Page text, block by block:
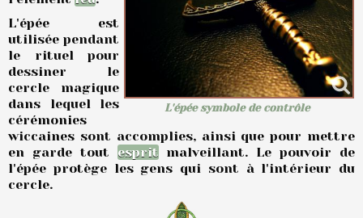
L'épée symbole de contrôle
L'épée est
utilisée pendant
le rituel pour
dessiner le
cercle magique
dans lequel les
cérémonies
wiccaines sont accomplies, ainsi que pour mettre
en garde tout esprit malveillant. Le pouvoir de
l'épée protège les gens qui sont à l'intérieur du
cercle.